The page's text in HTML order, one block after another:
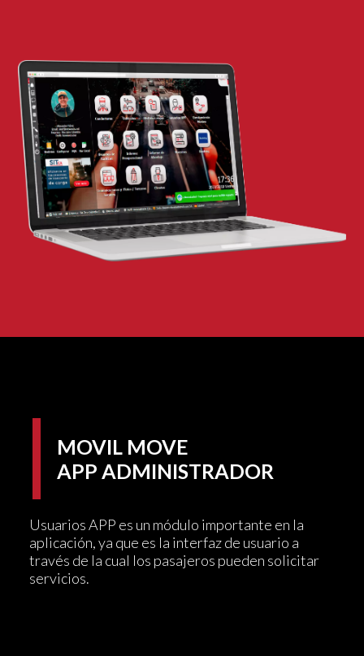
MOVIL MOVE
APP ADMINISTRADOR
Usuarios APP es un módulo importante en la
aplicación, ya que es la interfaz de usuario a
través de la cual los pasajeros pueden solicitar
servicios.